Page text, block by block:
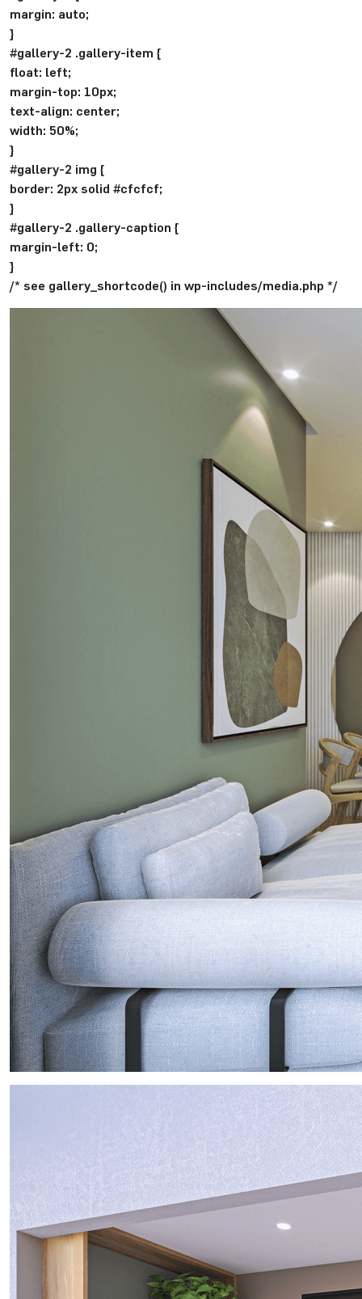
margin: auto;
}
#gallery-2 .gallery-item {
float: left;
margin-top: 10px;
text-align: center;
width: 50%;
}
#gallery-2 img {
border: 2px solid #cfcfcf;
}
#gallery-2 .gallery-caption {
margin-left: 0;
}
/* see gallery_shortcode() in wp-includes/media.php */